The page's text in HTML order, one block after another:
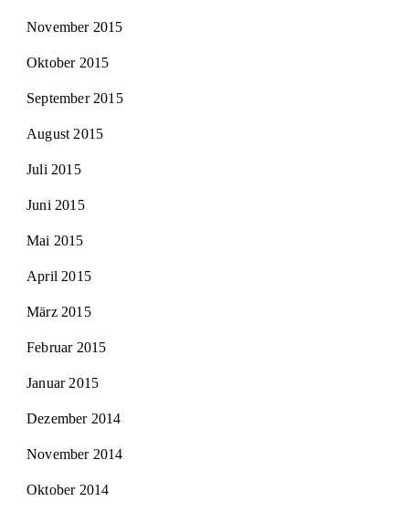
November 2015
Oktober 2015
September 2015
August 2015
Juli 2015
Juni 2015
Mai 2015
April 2015
März 2015
Februar 2015
Januar 2015
Dezember 2014
November 2014
Oktober 2014